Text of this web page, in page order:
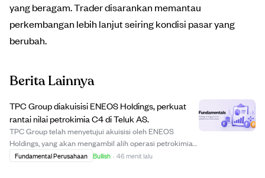
yang beragam. Trader disarankan memantau
perkembangan lebih lanjut seiring kondisi pasar yang
berubah.
Berita Lainnya
TPC Group diakuisisi ENEOS Holdings, perkuat
rantai nilai petrokimia C4 di Teluk AS.
TPC Group telah menyetujui akuisisi oleh ENEOS
Holdings, yang akan mengambil alih operasi petrokimia
dan terminalnya di Texas dan Louisiana. Akuisisi ini
Fundamental Perusahaan Bullish · 46 menit lalu